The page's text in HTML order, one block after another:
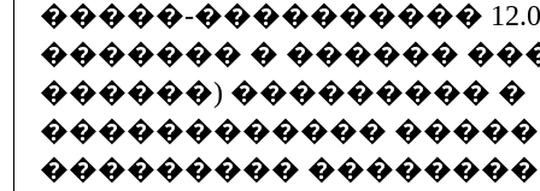
�����-����������
������� � ������
������) ��������� �
������������
���������